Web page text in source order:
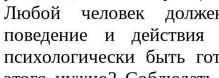
Любой человек
поведение и действия
психологически быть